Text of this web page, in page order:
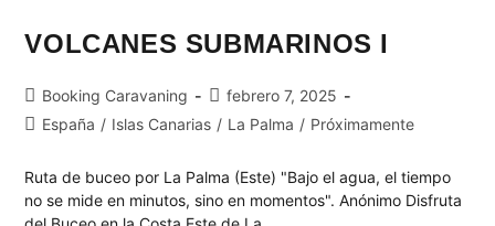
VOLCANES SUBMARINOS I
Booking Caravaning
febrero 7, 2025
España / Islas Canarias / La Palma / Próximamente
Ruta de buceo por La Palma (Este) "Bajo el agua, el tiempo
no se mide en minutos, sino en momentos". Anónimo Disfruta